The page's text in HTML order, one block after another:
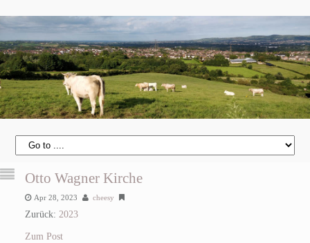
Otto Wagner Kirche
Apr 28, 2023 cheesy
Zurück: 2023
Zum Post